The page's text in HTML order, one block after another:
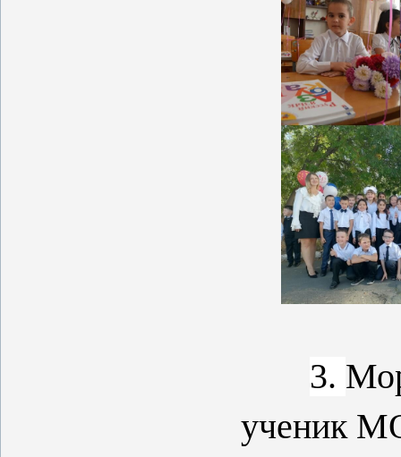
3.
ученик